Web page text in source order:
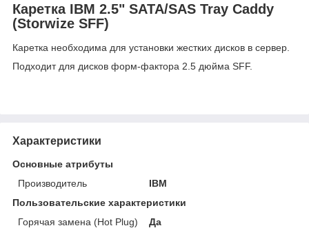
Каретка IBM 2.5" SATA/SAS Tray Caddy
(Storwize SFF)
Каретка необходима для установки жестких дисков в сервер.
Подходит для дисков форм-фактора 2.5 дюйма SFF.
Характеристики
Основные атрибуты
Производитель
IBM
Пользовательские характеристики
Горячая замена (Hot Plug)
Да